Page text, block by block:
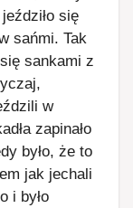
się
sańmi. Tak
sankami z
w
zapinało
było, że to
jak jechali
i było